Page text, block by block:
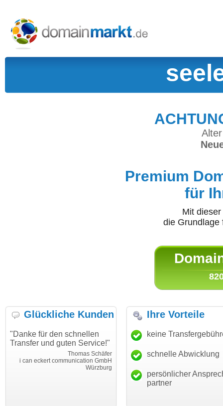
Premium
für
Mit
die
Glückliche Kunden
"Danke für den schnellen
Transfer und guten Service!"
Thomas Schäfer
i can eckert communication GmbH
Würzburg
"Ich bin dankbar, meine
Wunschdomain gefunden zu
haben. Die Domain passt für
mein Business und mich
hundertprozentig."
Ihre Vorteile
keine
schnelle Abwicklung
persönlicher
partner